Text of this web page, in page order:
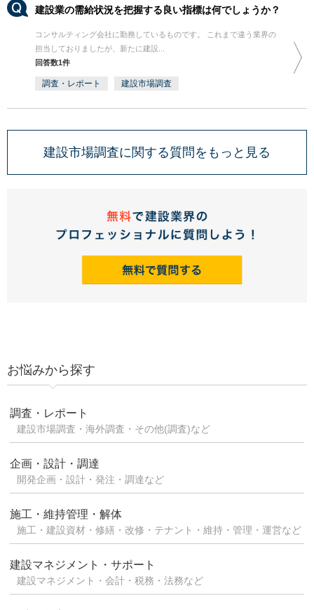
建設業の需給状況を把握する良い指標は何でしょうか？
コンサルティング会社に勤務しているものです。 これまで違う業界の
担当しておりましたが、新たに建設...
回答数1件
調査・レポート 建設市場調査
建設市場調査に関する質問をもっと見る
お悩みから探す
調査・レポート
建設市場調査・海外調査・その他(調査)など
企画・設計・調達
開発企画・設計・発注・調達など
施工・維持管理・解体
施工・建設資材・修繕・改修・テナント・維持・管理・運営など
建設マネジメント・サポート
建設マネジメント・会計・税務・法務など